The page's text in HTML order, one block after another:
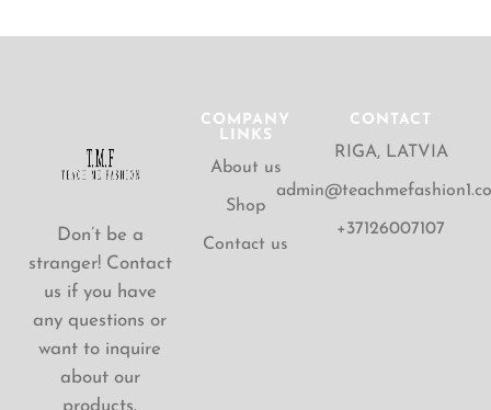
Don’t be a
stranger! Contact
us if you have
any questions or
want to inquire
about our
COMPANY
LINKS
About us
Shop
Contact us
CONTACT
RIGA, LATVIA
+37126007107